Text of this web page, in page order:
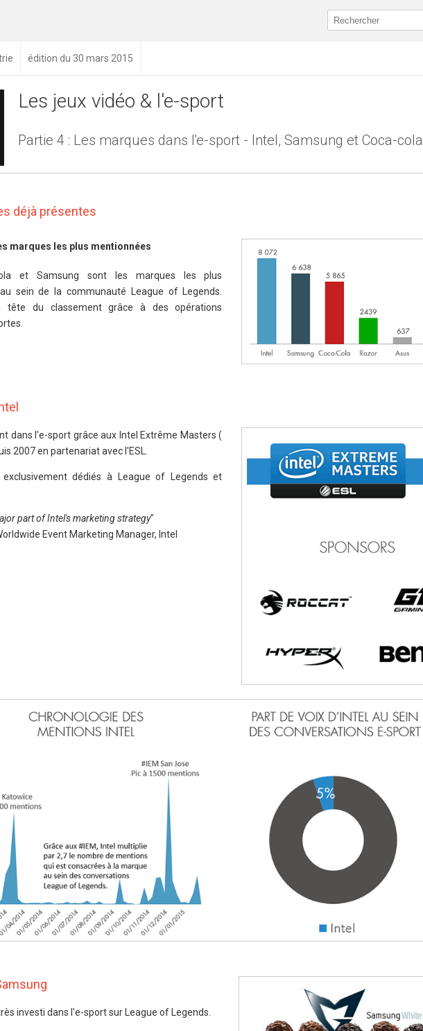
édition du 30 mars 2015
Les jeux vidéo & l'e-sport
Partie 4 : Les marques dans l'e-sport - Intel, Samsung et Coca-cola
déjà présentes
marques les plus mentionnées
et Samsung sont les marques les plus
sein de la communauté League of Legends.
tête du classement grâce à des opérations
dans l'e-sport grâce aux Intel Extrême Masters (
2007 en partenariat avec l'ESL.
exclusivement dédiés à League of Legends et
part of Intel's marketing strategy"
Event Marketing Manager, Intel
investi dans l'e-sport sur League of Legends.